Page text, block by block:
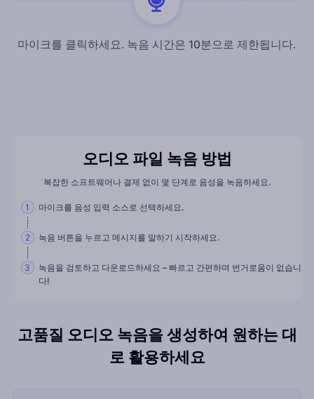
마이크를 클릭하세요. 녹음 시간은 10분으로 제한됩니다.
오디오 파일 녹음 방법
복잡한 소프트웨어나 결제 없이 몇 단계로 음성을 녹음하세요.
1 마이크를 음성 입력 소스로 선택하세요.
2 녹음 버튼을 누르고 메시지를 말하기 시작하세요.
3
녹음을 검토하고 다운로드하세요 – 빠르고 간편하며 번거로움이 없습니
다!
고품질 오디오 녹음을 생성하여 원하는 대
로 활용하세요